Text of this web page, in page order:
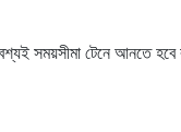
টেনে আনতে হবে